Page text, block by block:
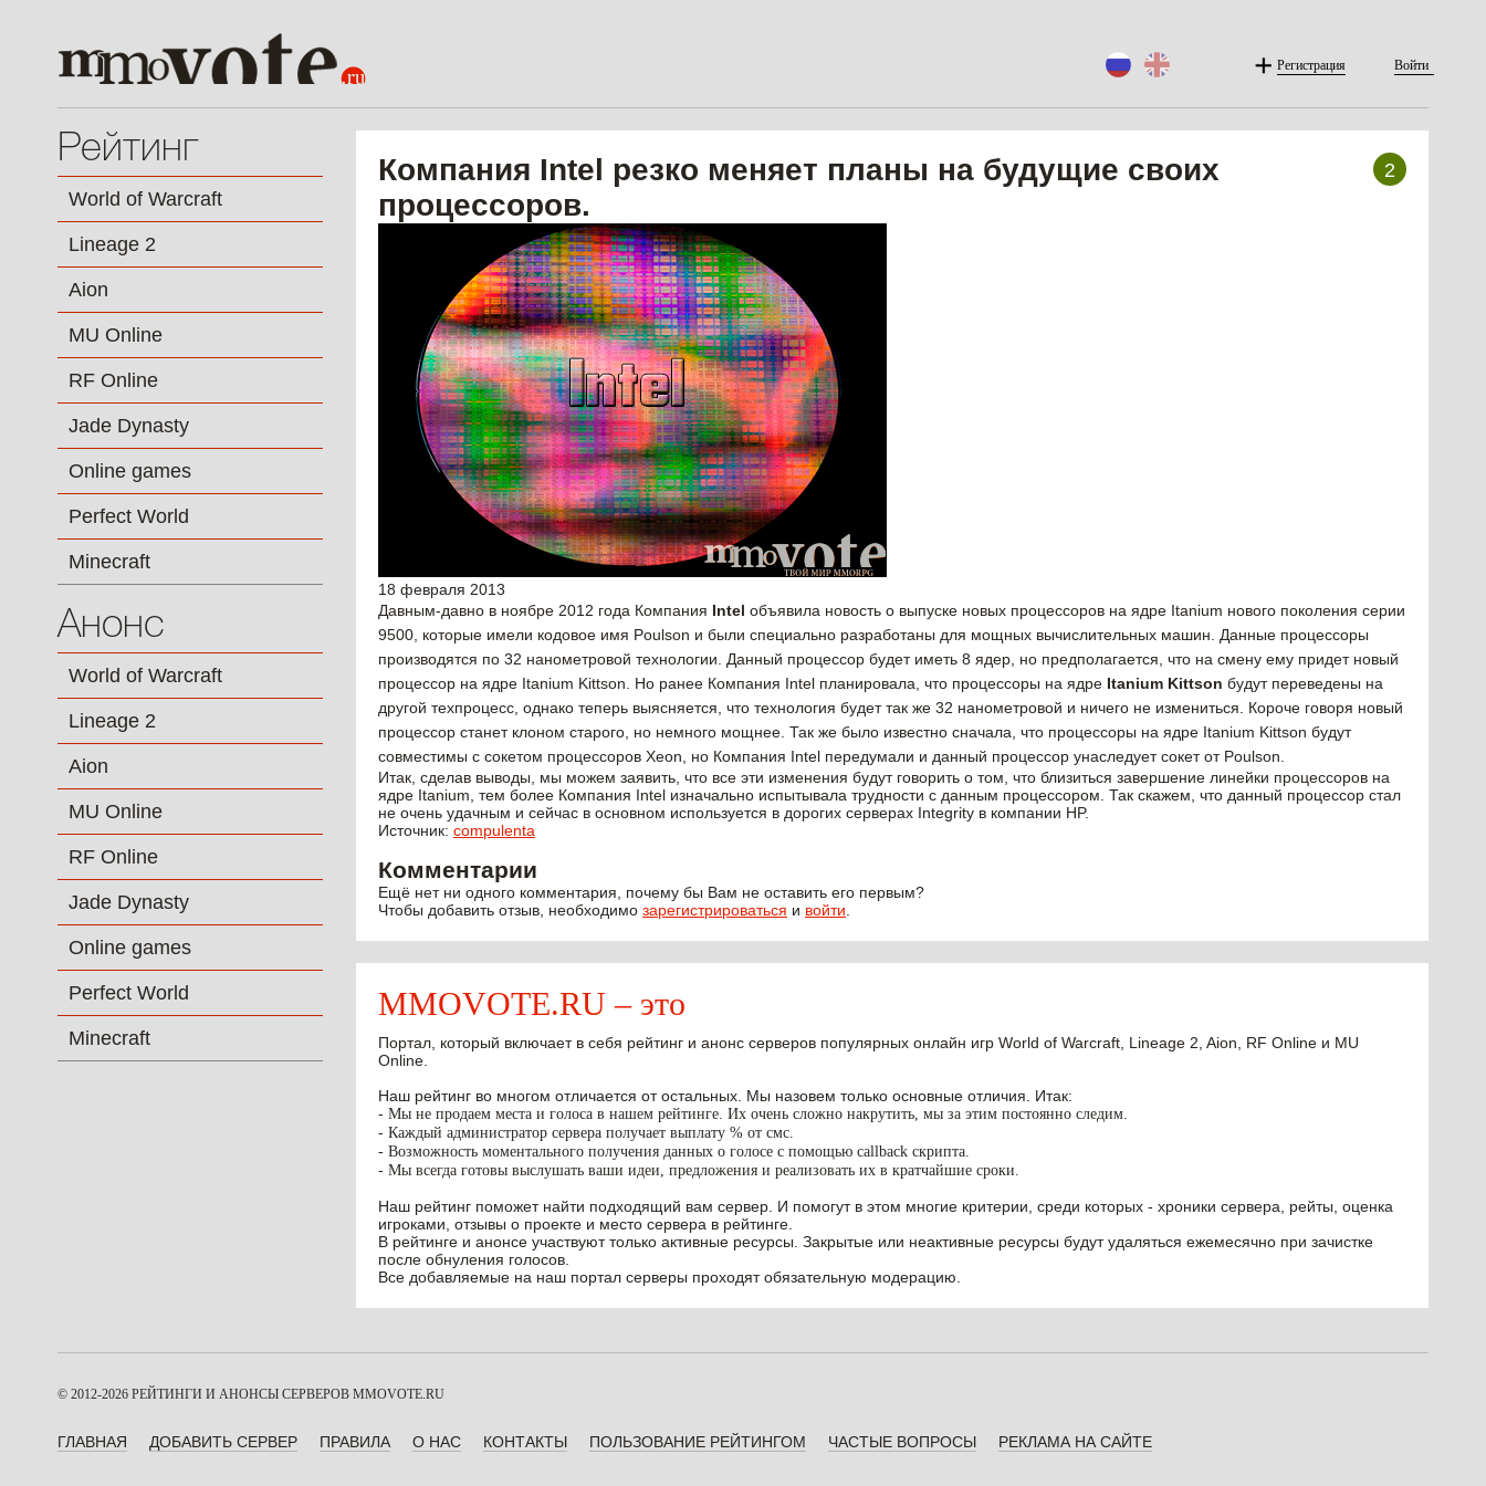
Регистрация Войти
Рейтинг
World of Warcraft
Lineage 2
Aion
MU Online
RF Online
Jade Dynasty
Online games
Perfect World
Minecraft
Анонс
World of Warcraft
Lineage 2
Aion
MU Online
RF Online
Jade Dynasty
Online games
Perfect World
Minecraft
2
Компания Intel резко меняет планы на будущие своих
процессоров.
18 февраля 2013
Давным-давно в ноябре 2012 года Компания Intel объявила новость о выпуске новых процессоров на ядре Itanium нового поколения серии
9500, которые имели кодовое имя Poulson и были специально разработаны для мощных вычислительных машин. Данные процессоры
производятся по 32 нанометровой технологии. Данный процессор будет иметь 8 ядер, но предполагается, что на смену ему придет новый
процессор на ядре Itanium Kittson. Но ранее Компания Intel планировала, что процессоры на ядре Itanium Kittson будут переведены на
другой техпроцесс, однако теперь выясняется, что технология будет так же 32 нанометровой и ничего не измениться. Короче говоря новый
процессор станет клоном старого, но немного мощнее. Так же было известно сначала, что процессоры на ядре Itanium Kittson будут
совместимы с сокетом процессоров Xeon, но Компания Intel передумали и данный процессор унаследует сокет от Poulson.
Итак, сделав выводы, мы можем заявить, что все эти изменения будут говорить о том, что близиться завершение линейки процессоров на
ядре Itanium, тем более Компания Intel изначально испытывала трудности с данным процессором. Так скажем, что данный процессор стал
не очень удачным и сейчас в основном используется в дорогих серверах Integrity в компании HP.
Источник: compulenta
Комментарии
Ещё нет ни одного комментария, почему бы Вам не оставить его первым?
Чтобы добавить отзыв, необходимо зарегистрироваться и войти
MMOVOTE.RU – это
Портал, который включает в себя рейтинг и анонс серверов популярных онлайн игр World of Warcraft, Lineage 2, Aion, RF Online и MU
Online.
Наш рейтинг во многом отличается от остальных. Мы назовем только основные отличия. Итак:
- Мы не продаем места и голоса в нашем рейтинге. Их очень сложно накрутить, мы за этим постоянно следим.
- Каждый администратор сервера получает выплату % от смс.
- Возможность моментального получения данных о голосе с помощью callback скрипта.
- Мы всегда готовы выслушать ваши идеи, предложения и реализовать их в кратчайшие сроки.
Наш рейтинг поможет найти подходящий вам сервер. И помогут в этом многие критерии, среди которых - хроники сервера, рейты, оценка
игроками, отзывы о проекте и место сервера в рейтинге.
В рейтинге и анонсе участвуют только активные ресурсы. Закрытые или неактивные ресурсы будут удаляться ежемесячно при зачистке
после обнуления голосов.
Все добавляемые на наш портал серверы проходят обязательную модерацию.
© 2012-2026 РЕЙТИНГИ И АНОНСЫ СЕРВЕРОВ MMOVOTE.RU
ГЛАВНАЯ ДОБАВИТЬ СЕРВЕР ПРАВИЛА О НАС КОНТАКТЫ ПОЛЬЗОВАНИЕ РЕЙТИНГОМ ЧАСТЫЕ ВОПРОСЫ РЕКЛАМА НА САЙТЕ